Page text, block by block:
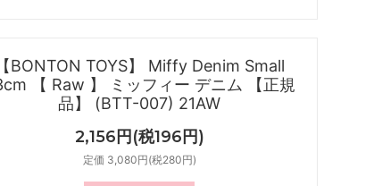
【BONTON TOYS】 Miffy Denim Small
【 Raw 】 ミッフィー デニム 【正規
品】 (BTT-007) 21AW
2,156円(税196円)
定価 3,080円(税280円)